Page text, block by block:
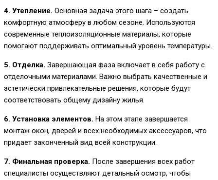
4. Утепление. Основная задача этого шага – создать
комфортную атмосферу в любом сезоне. Используются
современные теплоизоляционные материалы, которые
помогают поддерживать оптимальный уровень температуры.
5. Отделка. Завершающая фаза включает в себя работу с
отделочными материалами. Важно выбрать качественные и
эстетически привлекательные решения, которые будут
соответствовать общему дизайну жилья.
6. Установка элементов. На этом этапе завершается
монтаж окон, дверей и всех необходимых аксессуаров, что
придает законченный вид всей конструкции.
7. Финальная проверка. После завершения всех работ
специалисты осуществляют детальный осмотр, чтобы